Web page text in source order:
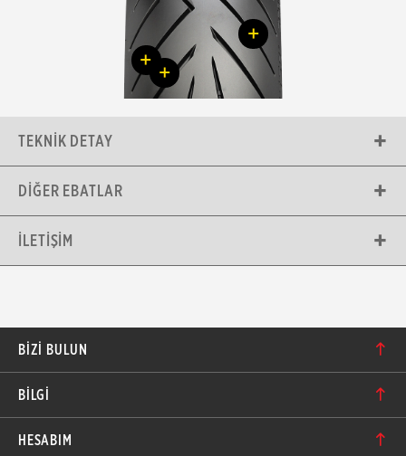
+
+
+
TEKNIK DETAY
DIĞER EBATLAR
İLETIŞIM
BIZI BULUN
bilgi@motolastik.com
BİLGİ
HESABIM